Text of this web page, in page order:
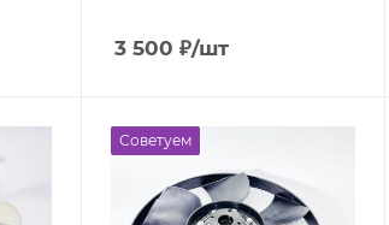
3 500 ₽/шт
Советуем